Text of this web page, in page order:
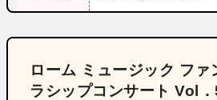
ローム ミュージック ファ
ラシップコンサート Vol